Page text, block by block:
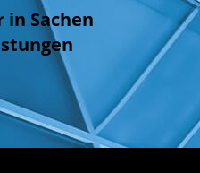
Sachen